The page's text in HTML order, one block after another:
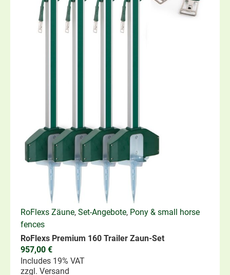
RoFlexs Zäune, Set-Angebote, Pony & small horse
fences
RoFlexs Premium 160 Trailer Zaun-Set
957,00 €
Includes 19% VAT
zzgl. Versand